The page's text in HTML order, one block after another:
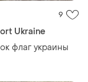
9
Ukraine
флаг украины